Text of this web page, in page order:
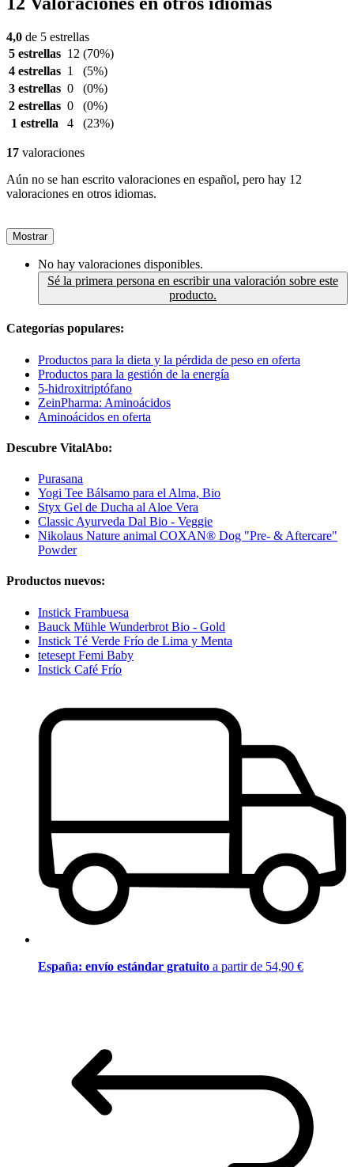
4,0 de 5 estrellas
5 estrellas 12 (70%)
4 estrellas 1
(5%)
3 estrellas 0
(0%)
2 estrellas 0
(0%)
1 estrella
4 (23%)
17 valoraciones
Aún no se han escrito valoraciones en español, pero hay 12
valoraciones en otros idiomas.
Mostrar
No hay valoraciones disponibles.
Sé la primera persona en escribir una valoración sobre este
producto.
Categorías populares:
Productos para la dieta y la pérdida de peso en oferta
Productos para la gestión de la energía
5-hidroxitriptófano
ZeinPharma: Aminoácidos
Aminoácidos en oferta
Descubre VitalAbo:
Purasana
Yogi Tee Bálsamo para el Alma, Bio
Styx Gel de Ducha al Aloe Vera
Classic Ayurveda Dal Bio - Veggie
Nikolaus Nature animal COXAN® Dog "Pre- & Aftercare"
Powder
Productos nuevos:
Instick Frambuesa
Bauck Mühle Wunderbrot Bio - Gold
Instick Té Verde Frío de Lima y Menta
tetesept Femi Baby
Instick Café Frío
España: envío estándar gratuito a partir de 54,90 €